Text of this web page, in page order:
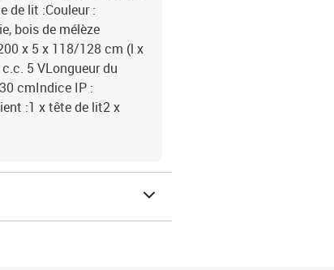
de lit :Couleur :
bois de mélèze
x 5 x 118/128 cm (l x
5 VLongueur du
cmIndice IP :
:1 x tête de lit2 x